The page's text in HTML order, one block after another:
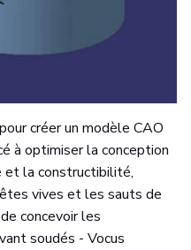
créer un modèle CAO
à optimiser la conception
et la constructibilité,
vives et les sauts de
concevoir les
soudés - Vocus